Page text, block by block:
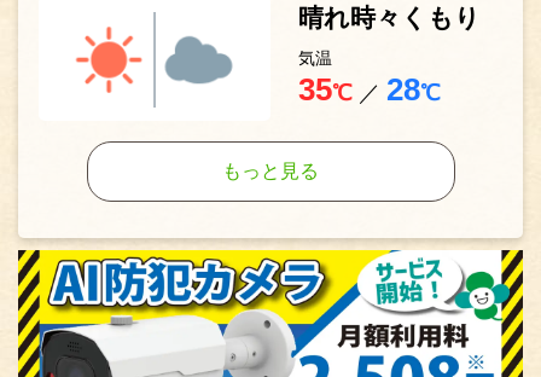
晴れ時々くもり
気温
35℃ ／ 28℃
もっと見る